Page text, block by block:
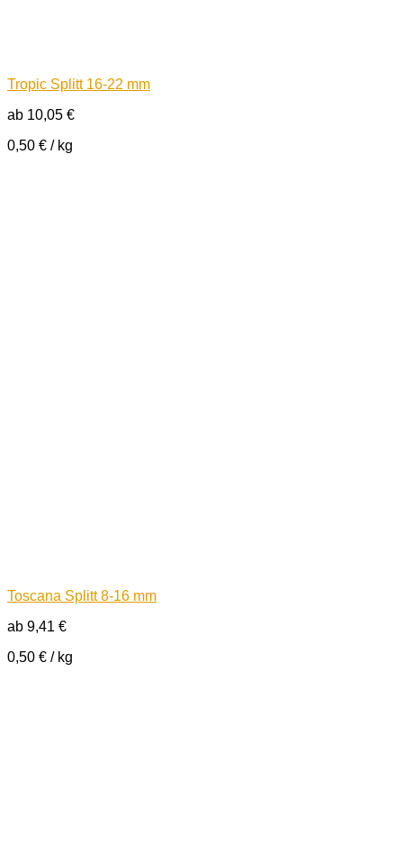
Tropic Splitt 16-22 mm
ab 10,05 €
0,50 € / kg
Toscana Splitt 8-16 mm
ab 9,41 €
0,50 € / kg